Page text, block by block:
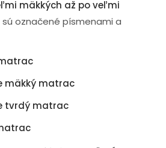
mäkkých až po veľmi
sú označené písmenami a
mäkký matrac
tvrdý matrac